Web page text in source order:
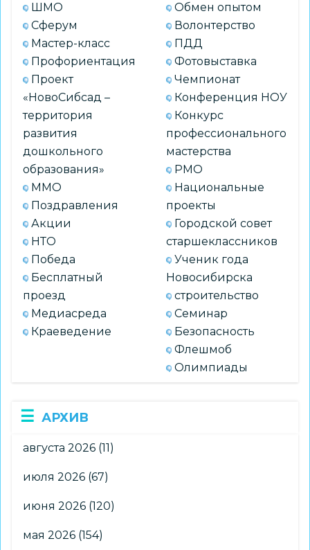
ШМО
Сферум
Мастер-класс
Профориентация
Проект
«НовоСибсад –
территория
развития
дошкольного
образования»
ММО
Поздравления
Акции
НТО
Победа
Бесплатный
проезд
Медиасреда
Краеведение
Обмен опытом
Волонтерство
ПДД
Фотовыставка
Чемпионат
Конференция НОУ
Конкурс
профессионального
мастерства
РМО
Национальные
проекты
Городской совет
старшеклассников
Ученик года
Новосибирска
строительство
Семинар
Безопасность
Флешмоб
Олимпиады
АРХИВ
августа 2026 (11)
июля 2026 (67)
июня 2026 (120)
мая 2026 (154)